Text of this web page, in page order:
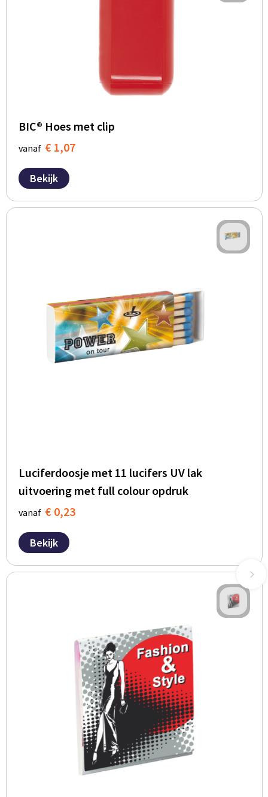
BIC® Hoes met clip
vanaf € 1,07
Bekijk
Luciferdoosje met 11 lucifers UV lak
uitvoering met full colour opdruk
vanaf € 0,23
Bekijk